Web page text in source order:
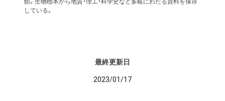
館。生物標本から地質・理工・科学史など多岐にわたる資料を保存
している。
最終更新日
2023/01/17